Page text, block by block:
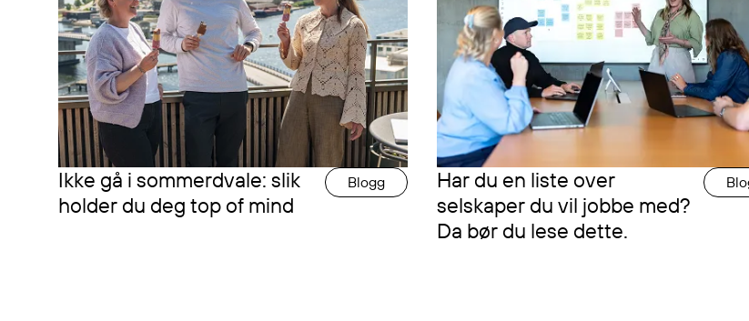
Ikke gå i sommerdvale: slik
holder du deg top of mind
Blogg
Har du en liste over
selskaper du vil jobbe med?
Da bør du lese dette.